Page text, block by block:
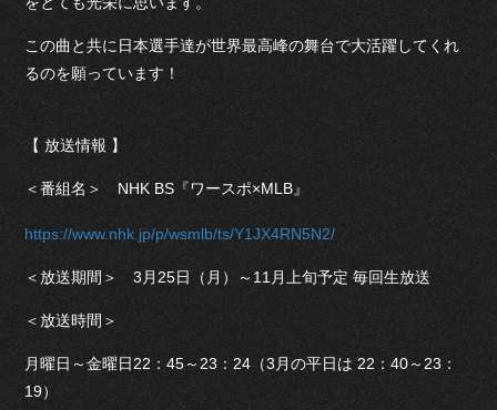
この曲と共に日本選手達が世界最高峰の舞台で大活躍してくれ
るのを願っています！
【 放送情報 】
＜番組名＞ NHK BS『ワースポ×MLB』
https://www.nhk.jp/p/wsmlb/ts/Y1JX4RN5N2/
＜放送期間＞ 3月25日（月）～11月上旬予定 毎回生放送
＜放送時間＞
月曜日～金曜日22：45～23：24（3月の平日は 22：40～23：
19）